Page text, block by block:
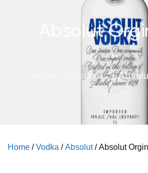
Absolut
Products
Home /Vodka /Absolut/ Absolut